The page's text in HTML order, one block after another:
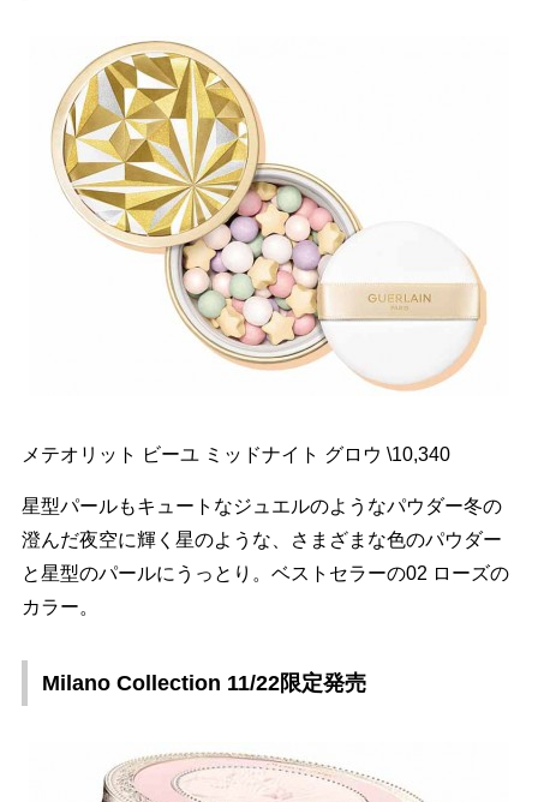
メテオリット ビーユ ミッドナイト グロウ \10,340
星型パールもキュートなジュエルのようなパウダー冬の
澄んだ夜空に輝く星のような、さまざまな色のパウダー
と星型のパールにうっとり。ベストセラーの02 ローズの
カラー。
Milano Collection 11/22限定発売